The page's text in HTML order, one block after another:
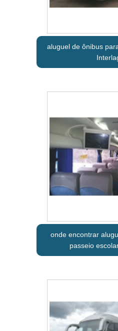
aluguel de ônibus
onde encontrar
passeio